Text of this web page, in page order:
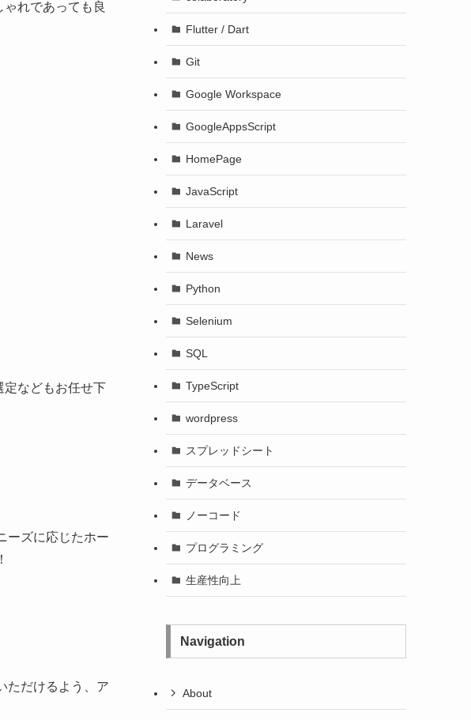
れであっても良
定などもお任せ下
ーズに応じたホー
ただけるよう、ア
Flutter / Dart
Git
Google Workspace
GoogleAppsScript
HomePage
JavaScript
Laravel
News
Python
Selenium
SQL
TypeScript
wordpress
スプレッドシート
データベース
ノーコード
プログラミング
生産性向上
Navigation
About